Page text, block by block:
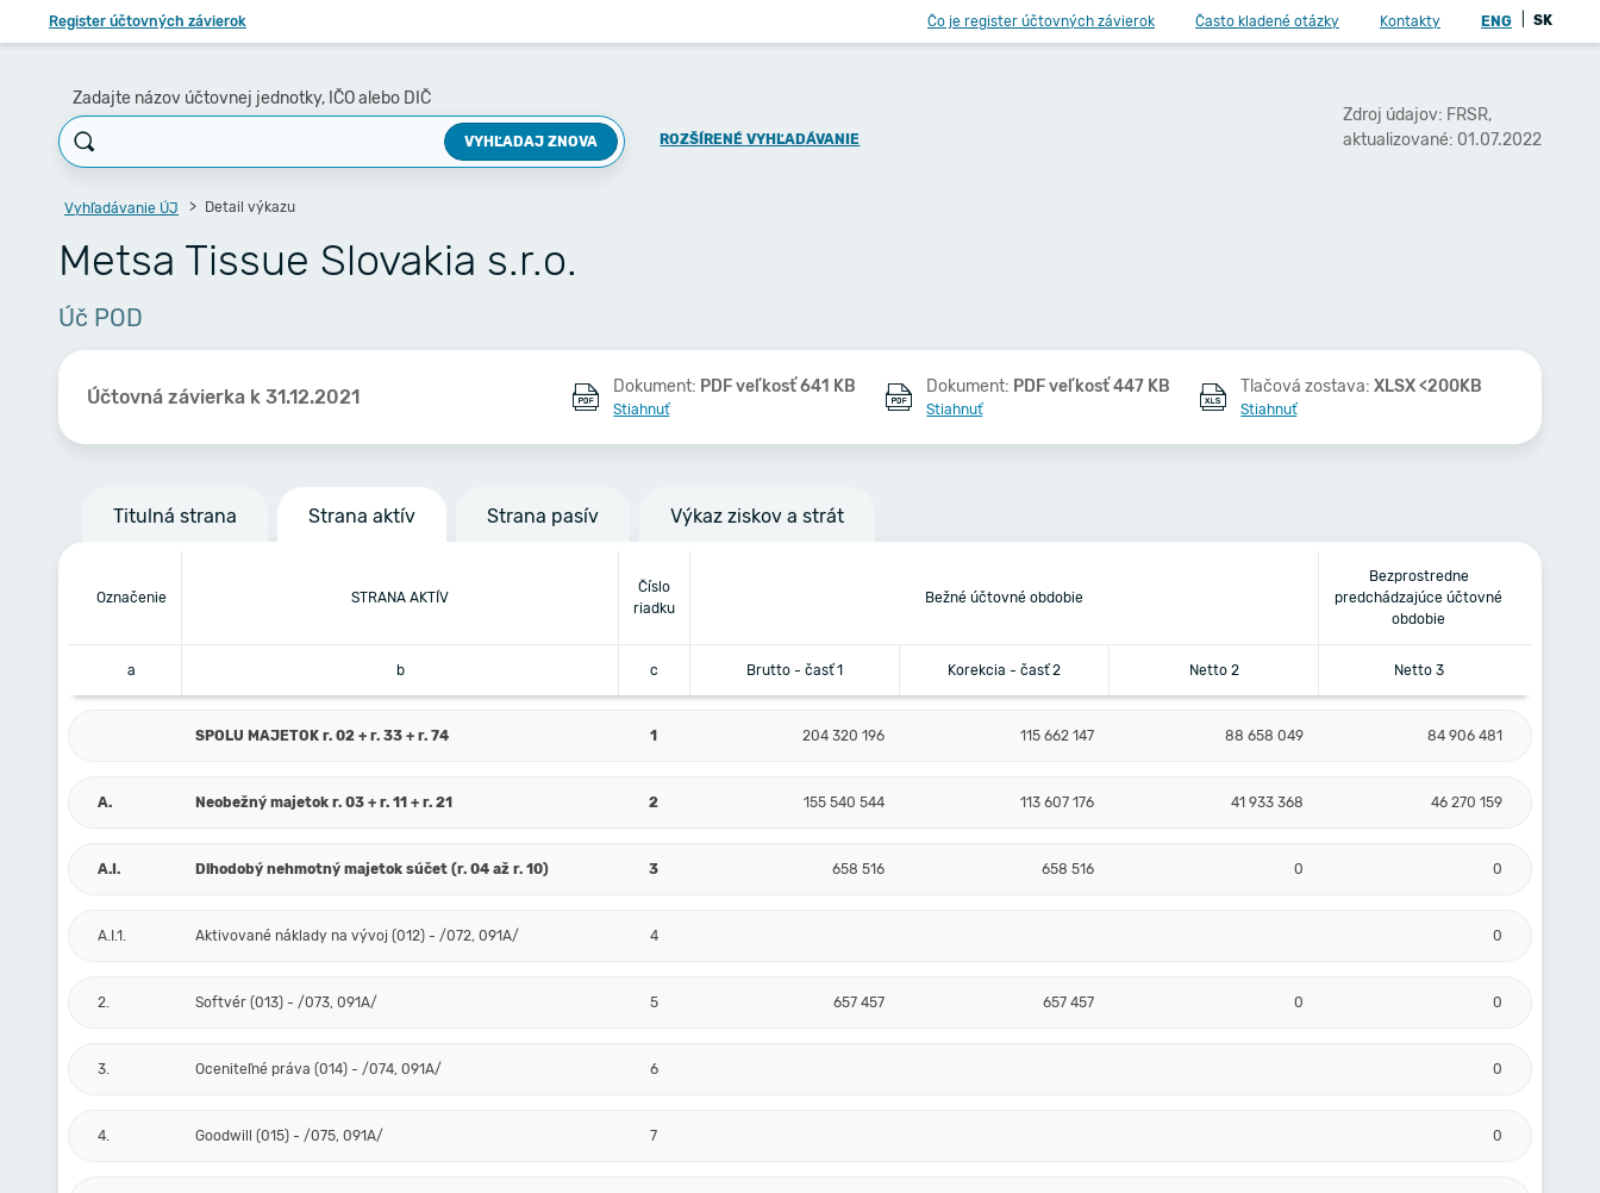
Register účtovných závierok Čo je register účtovných závierok Často kladené otázky Kontakty ENG SK
Zadajte názov účtovnej jednotky, IČO alebo DIČ
VYHĽADAJ ZNOVA ROZŠÍRENÉ VYHĽADÁVANIE
Zdroj údajov: FRSR,
aktualizované: 01.07.2022
Vyhľadávanie ÚJ Detail výkazu
Metsa Tissue Slovakia s.r.o.
Úč POD
Účtovná závierka k 31.12.2021 Dokument: PDF veľkosť 641 KB
Stiahnuť
Dokument: PDF veľkosť 447 KB
Stiahnuť
Tlačová zostava:XLSX <200KB
Stiahnuť
Titulná strana Strana aktív Strana pasív Výkaz ziskov a strát
Označenie STRANA AKTÍV
Číslo
riadku
Bežné účtovné obdobie
Bezprostredne
predchádzajúce účtovné
obdobie
a b c Brutto - časť 1 Korekcia - časť 2 Netto 2 Netto 3
SPOLU MAJETOK r. 02 + r. 33 + r. 74 1 204 320 196 115 662 147 88 658 049 84 906 481
A. Neobežný majetok r. 03 + r. 11 + r. 21 2 155 540 544 113 607 176 41 933 368 46 270 159
A.I. Dlhodobý nehmotný majetok súčet (r. 04 až r. 10) 3 658 516 658 516 0 0
A.I.1. Aktivované náklady na vývoj (012) - /072, 091A/ 4 0
2. Softvér (013) - /073, 091A/ 5 657 457 657 457 0 0
3. Oceniteľné práva (014) - /074, 091A/ 6 0
4. Goodwill (015) - /075, 091A/ 7 0